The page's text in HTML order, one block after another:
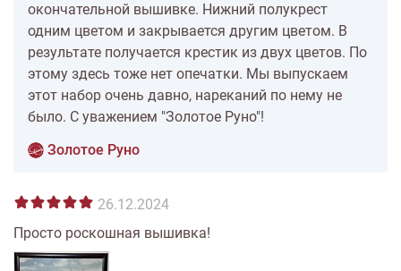
окончательной вышивке. Нижний полукрест
одним цветом и закрывается другим цветом. В
результате получается крестик из двух цветов. По
этому здесь тоже нет опечатки. Мы выпускаем
этот набор очень давно, нареканий по нему не
было. С уважением "Золотое Руно"!
Золотое Руно
26.12.2024
Просто роскошная вышивка!